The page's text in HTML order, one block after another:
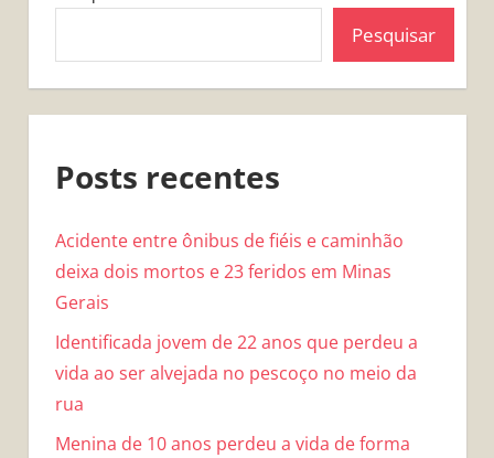
Pesquisar
Posts recentes
Acidente entre ônibus de fiéis e caminhão
deixa dois mortos e 23 feridos em Minas
Gerais
Identificada jovem de 22 anos que perdeu a
vida ao ser alvejada no pescoço no meio da
rua
Menina de 10 anos perdeu a vida de forma